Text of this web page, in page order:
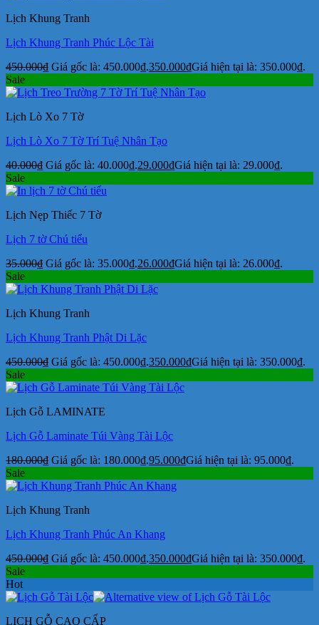
Lịch Khung Tranh
Lịch Khung Tranh Phúc Lộc Tài
450.000₫ Giá gốc là: 450.000₫.350.000₫Giá hiện tại là: 350.000₫.
Sale
Lịch Lò Xo 7 Tờ
Lịch Lò Xo 7 Tờ Trí Tuệ Nhân Tạo
40.000₫ Giá gốc là: 40.000₫.29.000₫Giá hiện tại là: 29.000₫.
Sale
Lịch Nẹp Thiếc 7 Tờ
Lịch 7 tờ Chú tiểu
35.000₫ Giá gốc là: 35.000₫.26.000₫Giá hiện tại là: 26.000₫.
Sale
Lịch Khung Tranh
Lịch Khung Tranh Phật Di Lặc
450.000₫ Giá gốc là: 450.000₫.350.000₫Giá hiện tại là: 350.000₫.
Sale
Lịch Gỗ LAMINATE
Lịch Gỗ Laminate Túi Vàng Tài Lộc
180.000₫ Giá gốc là: 180.000₫.95.000₫Giá hiện tại là: 95.000₫.
Sale
Lịch Khung Tranh
Lịch Khung Tranh Phúc An Khang
450.000₫ Giá gốc là: 450.000₫.350.000₫Giá hiện tại là: 350.000₫.
Sale
Hot
LỊCH GỖ CAO CẤP